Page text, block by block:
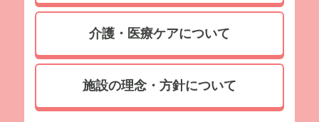
介護・医療ケアについて
施設の理念・方針について